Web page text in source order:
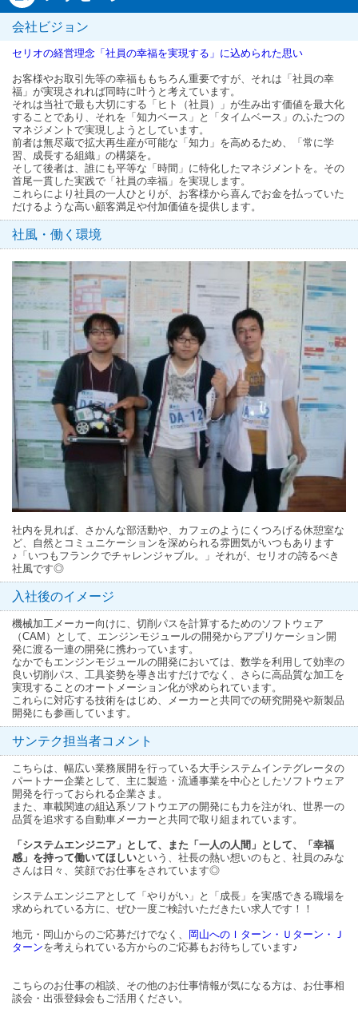
会社ビジョン
セリオの経営理念「社員の幸福を実現する」に込められた思い
お客様やお取引先等の幸福ももちろん重要ですが、それは「社員の幸
福」が実現されれば同時に叶うと考えています。
それは当社で最も大切にする「ヒト（社員）」が生み出す価値を最大化
することであり、それを「知力ベース」と「タイムベース」のふたつの
マネジメントで実現しようとしています。
前者は無尽蔵で拡大再生産が可能な「知力」を高めるため、「常に学
習、成長する組織」の構築を。
そして後者は、誰にも平等な「時間」に特化したマネジメントを。その
首尾一貫した実践で「社員の幸福」を実現します。
これらにより社員の一人ひとりが、お客様から喜んでお金を払っていた
だけるような高い顧客満足や付加価値を提供します。
社風・働く環境
社内を見れば、さかんな部活動や、カフェのようにくつろげる休憩室な
ど、自然とコミュニケーションを深められる雰囲気がいつもあります
♪「いつもフランクでチャレンジャブル。」それが、セリオの誇るべき
社風です◎
入社後のイメージ
機械加工メーカー向けに、切削パスを計算するためのソフトウェア
（CAM）として、エンジンモジュールの開発からアプリケーション開
発に渡る一連の開発に携わっています。
なかでもエンジンモジュールの開発においては、数学を利用して効率の
良い切削パス、工具姿勢を導き出すだけでなく、さらに高品質な加工を
実現することのオートメーション化が求められています。
これらに対応する技術をはじめ、メーカーと共同での研究開発や新製品
開発にも参画しています。
サンテク担当者コメント
こちらは、幅広い業務展開を行っている大手システムインテグレータの
パートナー企業として、主に製造・流通事業を中心としたソフトウェア
開発を行っておられる企業さま。
また、車載関連の組込系ソフトウエアの開発にも力を注がれ、世界一の
品質を追求する自動車メーカーと共同で取り組まれています。
「システムエンジニア」として、また「一人の人間」として、「幸福
感」を持って働いてほしいという、社長の熱い想いのもと、社員のみな
さんは日々、笑顔でお仕事をされています◎
システムエンジニアとして「やりがい」と「成長」を実感できる職場を
求められている方に、ぜひ一度ご検討いただきたい求人です！！
地元・岡山からのご応募だけでなく、
岡山へのＩターン・Ｕターン・Ｊ
ターンを考えられている方からのご応募もお待ちしています♪
こちらのお仕事の相談、その他のお仕事情報が気になる方は、お仕事相
談会・出張登録会もご活用ください。